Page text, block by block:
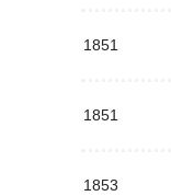
1851
1851
1853